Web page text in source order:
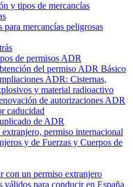
y tipos de mercancías
para mercancías peligrosas
de permisos ADR
del permiso ADR Básico
ADR: Cisternas,
y material radioactivo
de autorizaciones ADR
caducidad
de ADR
permiso internacional
y de Fuerzas y Cuerpos de
con un permiso extranjero
válidos para conducir en España